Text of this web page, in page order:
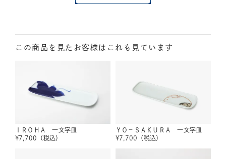
この商品を見たお客様はこれも見ています
ＩＲＯＨＡ 一文字皿
¥7,700 （税込）
ＹＯ－ＳＡＫＵＲＡ 一文字皿
¥7,700 （税込）